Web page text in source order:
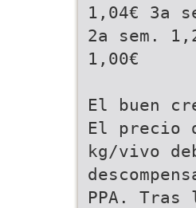
1,04€ 3a
2a sem.
1,00€
El buen
El precio
kg/vivo
PPA.